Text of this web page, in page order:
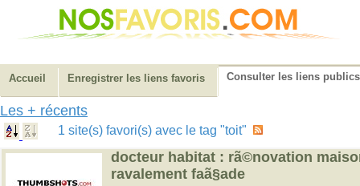
Accueil Enregistrer les liens favoris Consulter les liens publics
Les + récents
1 site(s) favori(s) avec le tag "toit"
docteur habitat : rã©novation
ravalement faã§ade